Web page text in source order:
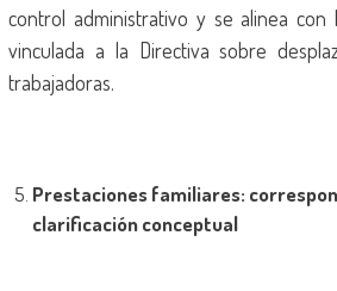
control administrativo y se alinea con
vinculada a la Directiva sobre
trabajadoras.
Prestaciones familiares:
clarificación conceptual